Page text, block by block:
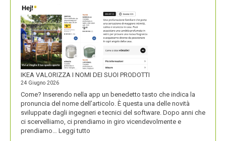
IKEA VALORIZZA I NOMI DEI SUOI PRODOTTI
24 Giugno 2026
Come? Inserendo nella app un benedetto tasto che indica la
pronuncia del nome dell’articolo. È questa una delle novità
sviluppate dagli ingegneri e tecnici del software. Dopo anni che
ci scervelliamo, ci prendiamo in giro vicendevolmente e
prendiamo… Leggi tutto